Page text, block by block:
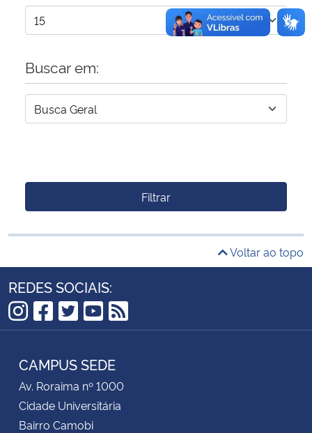
Planalto
Buscar em:
Filtrar
Voltar ao topo
REDES SOCIAIS:
Instagram
Facebook
Twitter
YouTube
RSS
CAMPUS SEDE
Av. Roraima nº 1000
Cidade Universitária
Bairro Camobi